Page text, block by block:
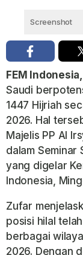
Screenshot
FEM
Saudi
1447 Hijriah
2026. Hal
Majelis PP Al
dalam Seminar
yang digelar
Indonesia,
Zufar
posisi hilal
berbagai
2026. Dengan